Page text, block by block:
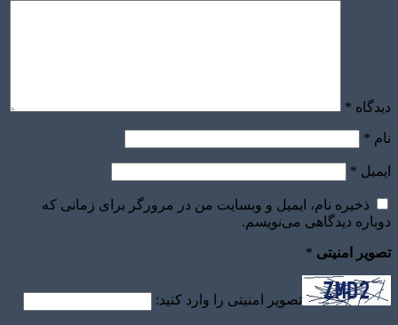
دیدگاه *
نام *
ایمیل *
ذخیره نام، ایمیل و وبسایت من در مرورگر برای زمانی که
دوباره دیدگاهی می‌نویسم.
تصویر امنیتی *
تصویر امنیتی را وارد کنید: